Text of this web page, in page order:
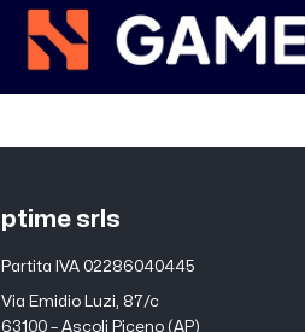
ptime srls
Partita IVA 02286040445
Via Emidio Luzi, 87/c
63100 – Ascoli Piceno (AP)